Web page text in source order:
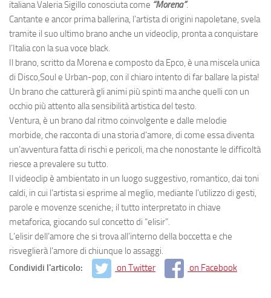
italiana Valeria Sigillo conosciuta come “Morena”.
Cantante e ancor prima ballerina, l’artista di origini napoletane, svela
tramite il suo ultimo brano anche un videoclip, pronta a conquistare
l’Italia con la sua voce black.
Il brano, scritto da Morena e composto da Epco, è una miscela unica
di Disco,Soul e Urban-pop, con il chiaro intento di far ballare la pista!
Un brano che catturerà gli animi più spinti ma anche quelli con un
occhio più attento alla sensibilità artistica del testo.
Ventura, è un brano dal ritmo coinvolgente e dalle melodie
morbide, che racconta di una storia d’amore, di come essa diventa
un’avventura fatta di rischi e pericoli, ma che nonostante le difficoltà
riesce a prevalere su tutto.
Il videoclip è ambientato in un luogo suggestivo, romantico, dai toni
caldi, in cui l’artista si esprime al meglio, mediante l’utilizzo di gesti,
parole e movenze sceniche; il tutto interpretato in chiave
metaforica, giocando sul concetto di “elisir”.
L’elisir dell’amore che si trova all’interno della boccetta e che
risveglierà l’amore di chiunque lo assaggi.
Condividi l'articolo:
on Twitter on Facebook